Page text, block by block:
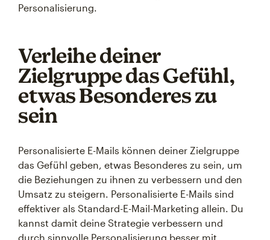
Personalisierung.
Verleihe deiner
Zielgruppe das Gefühl,
etwas Besonderes zu
sein
Personalisierte E-Mails können deiner Zielgruppe
das Gefühl geben, etwas Besonderes zu sein, um
die Beziehungen zu ihnen zu verbessern und den
Umsatz zu steigern. Personalisierte E-Mails sind
effektiver als Standard-E-Mail-Marketing allein. Du
kannst damit deine Strategie verbessern und
durch sinnvolle Personalisierung besser mit